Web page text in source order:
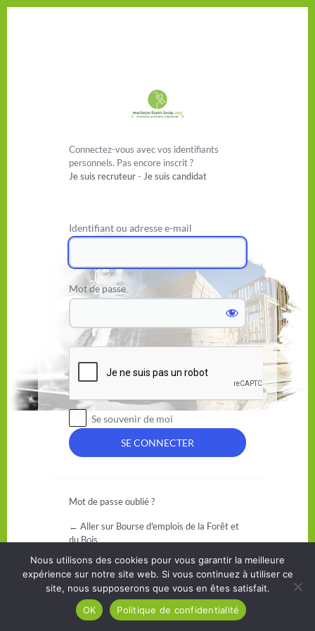
Connectez-vous avec vos identifiants
personnels. Pas encore inscrit ?
Je suis recruteur- Je suis candidat
Identifiant ou adresse e-mail
Mot de passe
Se souvenir de moi
Mot de passe oublié ?
← Aller sur Bourse d'emplois de la Forêt et
du Bois
Nous utilisons des cookies pour vous garantir la meilleure
expérience sur notre site web. Si vous continuez à utiliser ce
site, nous supposerons que vous en êtes satisfait.
OK
Politique de confidentialité